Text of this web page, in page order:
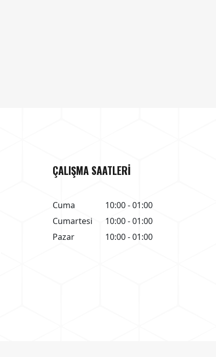
ÇALIŞMA SAATLERİ
Cuma
10:00 - 01:00
Cumartesi
10:00 - 01:00
Pazar
10:00 - 01:00